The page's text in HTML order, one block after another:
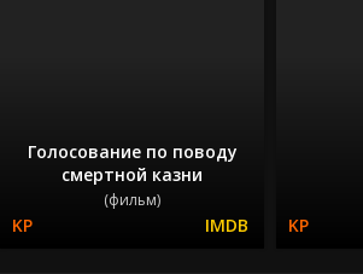
Голосование по поводу
смертной казни
(фильм)